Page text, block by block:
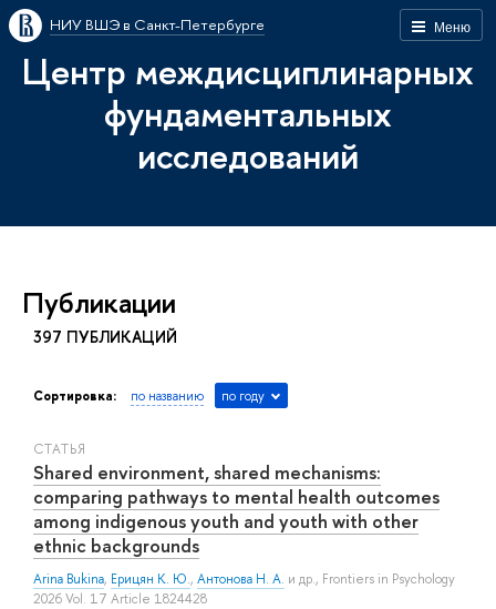
Меню
НИУ ВШЭ в Санкт-Петербурге
Центр междисциплинарных
фундаментальных
исследований
Публикации
397 ПУБЛИКАЦИЙ
Сортировка: по названию по году
СТАТЬЯ
Shared environment, shared mechanisms:
comparing pathways to mental health outcomes
among indigenous youth and youth with other
ethnic backgrounds
Arina Bukina, Ерицян К. Ю., Антонова Н. А. и др., Frontiers in Psychology
2026 Vol. 17 Article 1824428